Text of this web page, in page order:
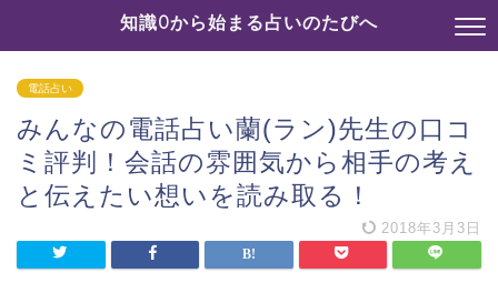
知識0から始まる占いのたびへ
電話占い
みんなの電話占い蘭(ラン)先生の口コ
ミ評判！会話の雰囲気から相手の考え
と伝えたい想いを読み取る！
2018年3月3日